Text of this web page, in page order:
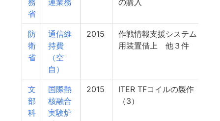
務
省
連業務
の購入
防
衛
省
通信維
持費
（空
自）
2015
作戦情報支援システム
用装置借上 他３件
文
部
科
国際熱
核融合
実験炉
2015
ITER TFコイルの製作
（3）